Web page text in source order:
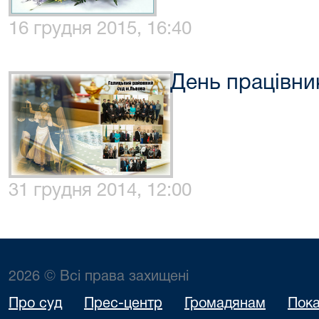
16 грудня 2015, 16:40
День
31 грудня 2014, 12:00
2026 © Всі права захищені
Про суд Прес-центр Громадянам